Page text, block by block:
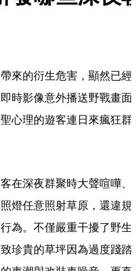
來的衍生危害，顯然已經
時影像意外播送野戰畫面
心理的遊客連日來瘋狂群
在深夜群聚時大聲喧嘩、
燈任意照射草原，還違規
為。不僅嚴重干擾了野生
珍貴的草坪因為過度踐踏